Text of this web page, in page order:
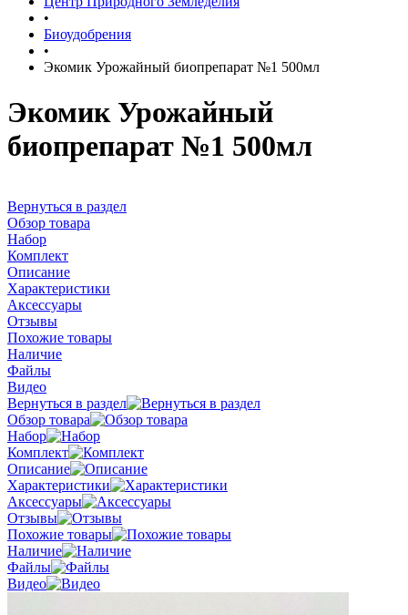
•
Биоудобрения
•
Экомик Урожайный биопрепарат №1 500мл
Экомик Урожайный
биопрепарат №1 500мл
Вернуться в раздел
Обзор товара
Набор
Комплект
Описание
Характеристики
Аксессуары
Отзывы
Похожие товары
Наличие
Файлы
Видео
Вернуться в раздел
Обзор товара
Набор
Комплект
Описание
Характеристики
Аксессуары
Отзывы
Похожие товары
Наличие
Файлы
Видео